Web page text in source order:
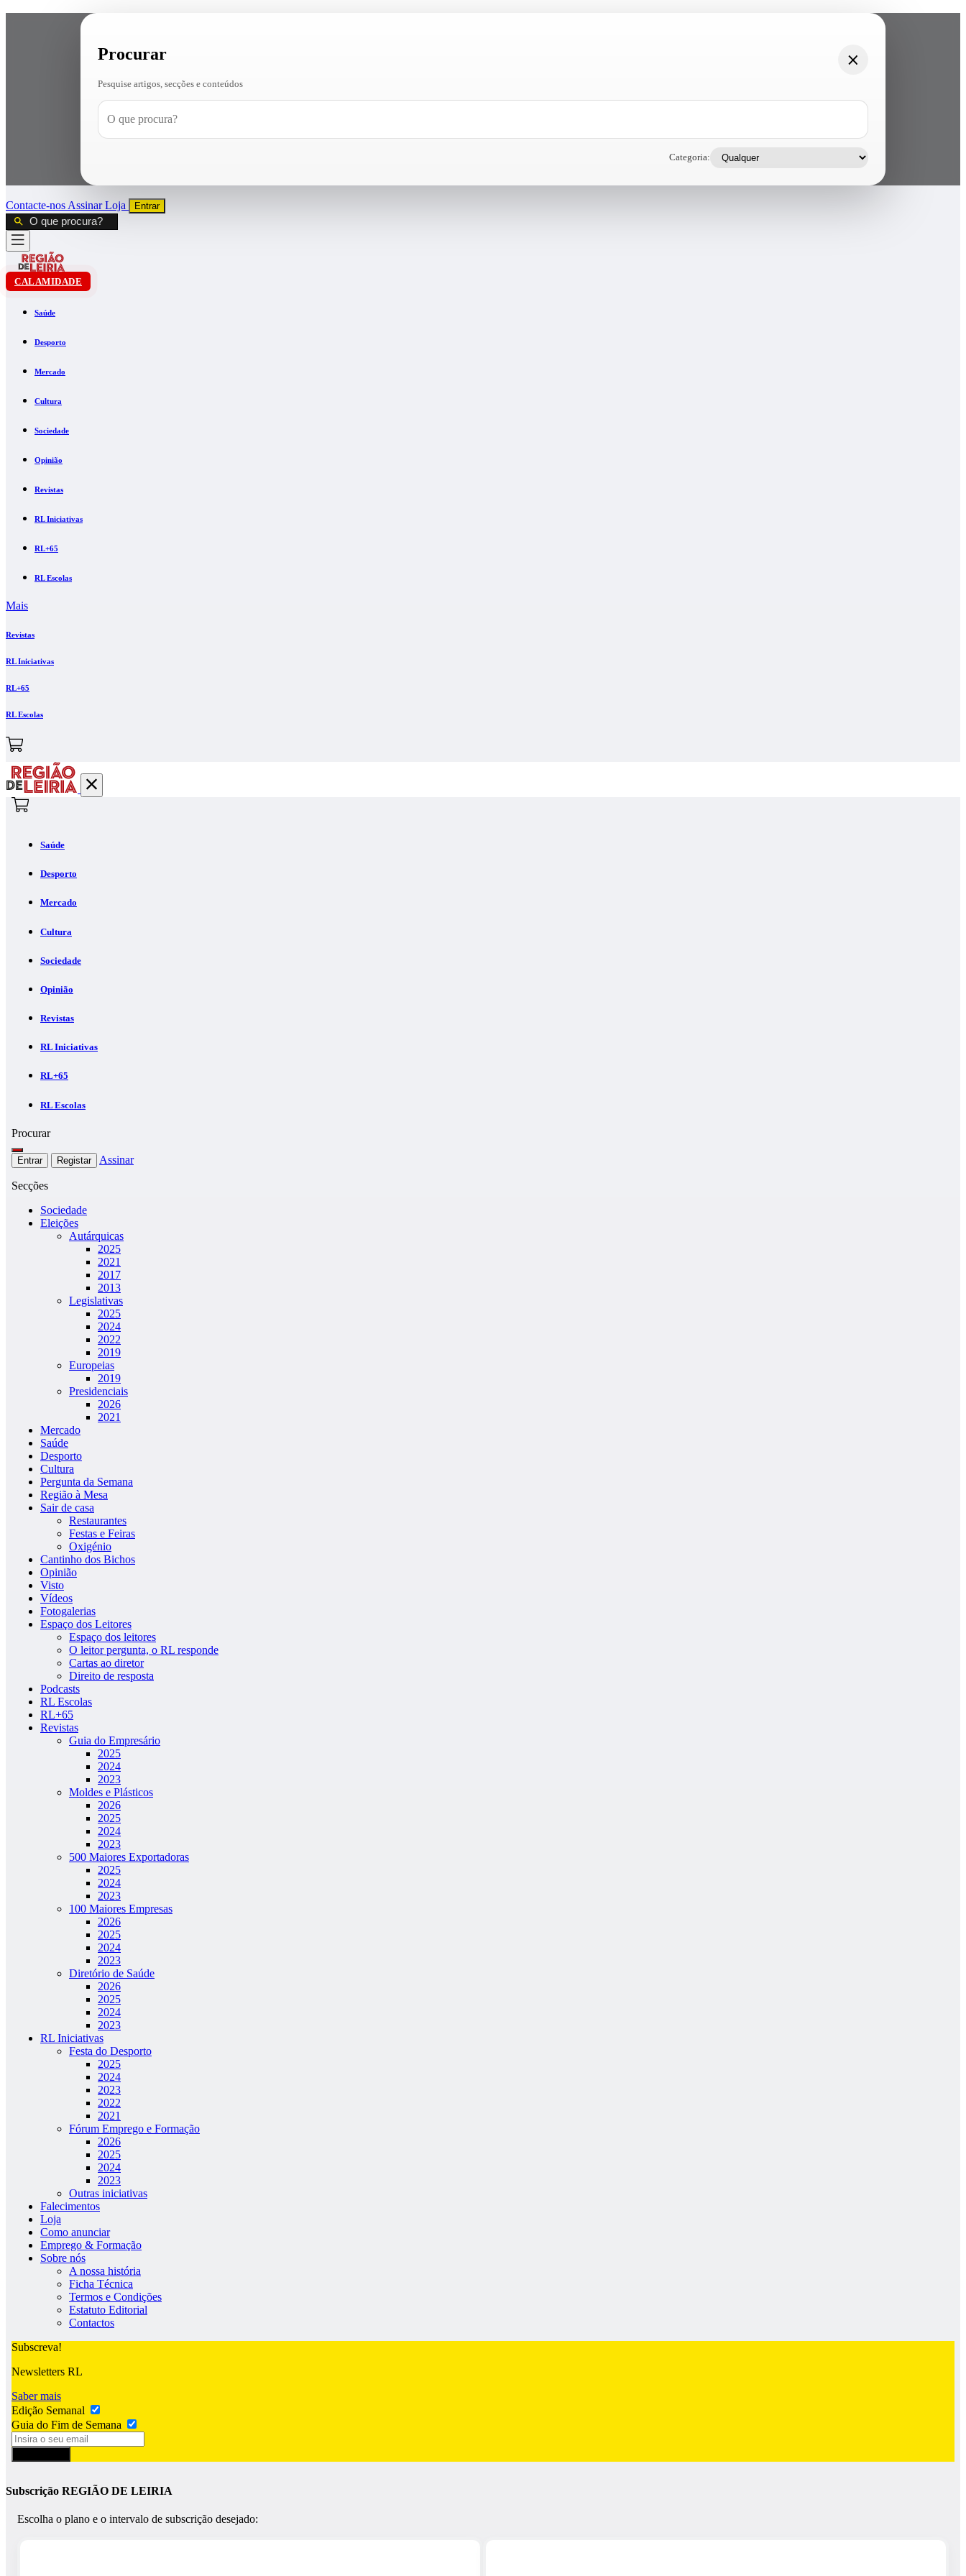
Procurar
Pesquise artigos, secções e conteúdos
Categoria:
Contacte-nos AssinarLoja Entrar
CALAMIDADE
Saúde
Desporto
Mercado
Cultura
Sociedade
Opinião
Revistas
RL Iniciativas
RL+65
RL Escolas
Mais
Revistas
RL Iniciativas
RL+65
RL Escolas
Saúde
Desporto
Mercado
Cultura
Sociedade
Opinião
Revistas
RL Iniciativas
RL+65
RL Escolas
Procurar
Entrar Registar Assinar
Secções
Sociedade
Eleições
Autárquicas
2025
2021
2017
2013
Legislativas
2025
2024
2022
2019
Europeias
2019
Presidenciais
2026
2021
Mercado
Saúde
Desporto
Cultura
Pergunta da Semana
Região à Mesa
Sair de casa
Restaurantes
Festas e Feiras
Oxigénio
Cantinho dos Bichos
Opinião
Visto
Vídeos
Fotogalerias
Espaço dos Leitores
Espaço dos leitores
O leitor pergunta, o RL responde
Cartas ao diretor
Direito de resposta
Podcasts
RL Escolas
RL+65
Revistas
Guia do Empresário
2025
2024
2023
Moldes e Plásticos
2026
2025
2024
2023
500 Maiores Exportadoras
2025
2024
2023
100 Maiores Empresas
2026
2025
2024
2023
Diretório de Saúde
2026
2025
2024
2023
RL Iniciativas
Festa do Desporto
2025
2024
2023
2022
2021
Fórum Emprego e Formação
2026
2025
2024
2023
Outras iniciativas
Falecimentos
Loja
Como anunciar
Emprego & Formação
Sobre nós
A nossa história
Ficha Técnica
Termos e Condições
Estatuto Editorial
Contactos
Subscreva!
Newsletters RL
Saber mais
Edição Semanal
Guia do Fim de Semana
Subscrição REGIÃO DE LEIRIA
Escolha o plano e o intervalo de subscrição desejado: